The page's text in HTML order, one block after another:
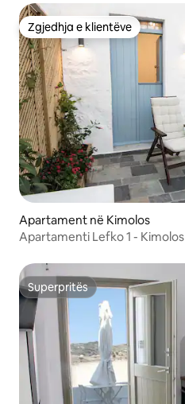
Zgjedhja e klientëve
Zgjedhja e klientëve
Apartament në Kimolos
Apartamenti Lefko 1 - Kimolos
Superpritës
Superpritës